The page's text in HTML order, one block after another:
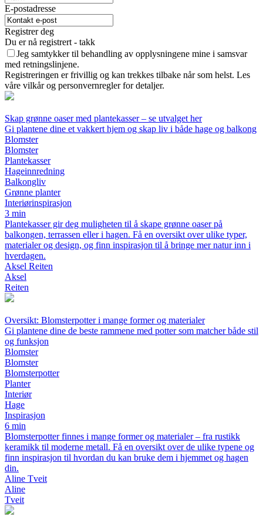
E-postadresse
Registrer deg
Du er nå registrert - takk
Jeg samtykker til behandling av opplysningene mine i samsvar
med retningslinjene.
Registreringen er frivillig og kan trekkes tilbake når som helst. Les
våre vilkår og personvernregler for detaljer.
Skap grønne oaser med plantekasser – se utvalget her
Gi plantene dine et vakkert hjem og skap liv i både hage og balkong
Blomster
Blomster
Plantekasser
Hageinnredning
Balkongliv
Grønne planter
Interiørinspirasjon
3 min
Plantekasser gir deg muligheten til å skape grønne oaser på
balkongen, terrassen eller i hagen. Få en oversikt over ulike typer,
materialer og design, og finn inspirasjon til å bringe mer natur inn i
hverdagen.
Aksel Reiten
Aksel
Reiten
Oversikt: Blomsterpotter i mange former og materialer
Gi plantene dine de beste rammene med potter som matcher både stil
og funksjon
Blomster
Blomster
Blomsterpotter
Planter
Interiør
Hage
Inspirasjon
6 min
Blomsterpotter finnes i mange former og materialer – fra rustikk
keramikk til moderne metall. Få en oversikt over de ulike typene og
finn inspirasjon til hvordan du kan bruke dem i hjemmet og hagen
din.
Aline Tveit
Aline
Tveit